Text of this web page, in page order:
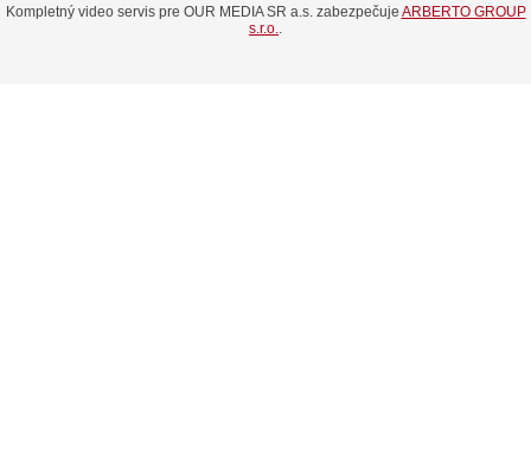
Kompletný video servis pre OUR MEDIA SR a.s. zabezpečuje ARBERTO GROUP
s.r.o..